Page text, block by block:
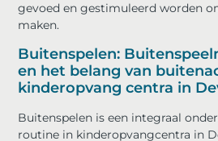
gevoed en gestimuleerd worden
maken.
Buitenspelen:
en het belang van
kinderopvang centra in
Buitenspelen is een integraal
routine in kinderopvangcentra in